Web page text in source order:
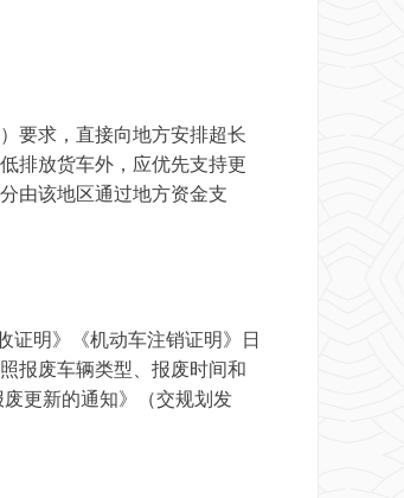
要求，直接向地方安排超长
排放货车外，应优先支持更
由该地区通过地方资金支
明》《机动车注销证明》日
报废车辆类型、报废时间和
更新的通知》（交规划发